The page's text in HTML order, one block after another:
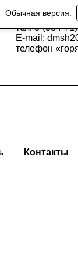
Обычная версия:
тел: 8-(384-
E-mail:
телефон
Контакты